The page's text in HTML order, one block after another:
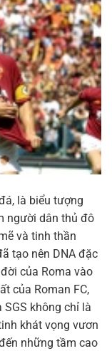
là biểu tượng
người dân thủ đô
và tinh thần
tạo nên DNA đặc
của Roma vào
của Roman FC,
SGS không chỉ là
khát vọng vươn
những tầm cao